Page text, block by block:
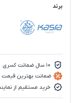
برند
10 سال ضمانت کسری
ضمانت بهترین قیمت
خرید مستقیم از